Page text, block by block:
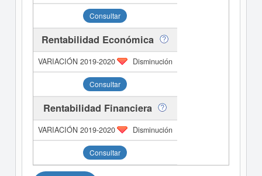
Consultar
Rentabilidad Económica
Disminución
Consultar
Rentabilidad Financiera
Disminución
Consultar